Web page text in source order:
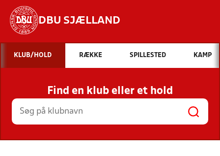
DBU SJÆLLAND
Hvad vil du søge efter?
INDHOLD OG NYHEDER
STILLINGER, RESULTATER, KLUBBER OG
HOLD
KLUB/HOLD RÆKKE SPILLESTED KAMP
Find en klub eller et hold